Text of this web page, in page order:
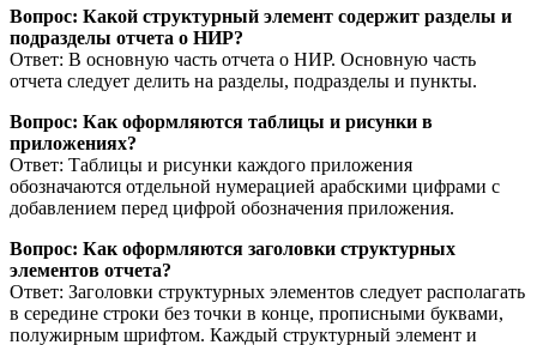
Вопрос: Какой структурный элемент содержит разделы и
подразделы отчета о НИР?
Ответ: В основную часть отчета о НИР. Основную часть
отчета следует делить на разделы, подразделы и пункты.
Вопрос: Как оформляются таблицы и рисунки в
приложениях?
Ответ: Таблицы и рисунки каждого приложения
обозначаются отдельной нумерацией арабскими цифрами с
добавлением перед цифрой обозначения приложения.
Вопрос: Как оформляются заголовки структурных
элементов отчета?
Ответ: Заголовки структурных элементов следует располагать
в середине строки без точки в конце, прописными буквами,
полужирным шрифтом. Каждый структурный элемент и